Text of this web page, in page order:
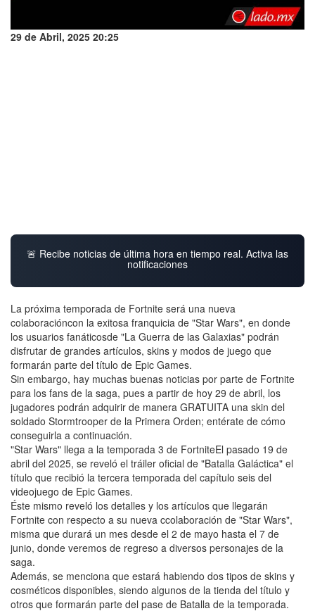
29 de Abril, 2025 20:25
🚨 Recibe noticias de última hora en tiempo real. Activa las
notificaciones
La próxima temporada de Fortnite será una nueva
colaboracióncon la exitosa franquicia de "Star Wars", en donde
los usuarios fanáticosde "La Guerra de las Galaxias" podrán
disfrutar de grandes artículos, skins y modos de juego que
formarán parte del título de Epic Games.
Sin embargo, hay muchas buenas noticias por parte de Fortnite
para los fans de la saga, pues a partir de hoy 29 de abril, los
jugadores podrán adquirir de manera GRATUITA una skin del
soldado Stormtrooper de la Primera Orden; entérate de cómo
conseguirla a continuación.
"Star Wars" llega a la temporada 3 de FortniteEl pasado 19 de
abril del 2025, se reveló el tráiler oficial de "Batalla Galáctica" el
título que recibió la tercera temporada del capítulo seis del
videojuego de Epic Games.
Éste mismo reveló los detalles y los artículos que llegarán
Fortnite con respecto a su nueva ccolaboración de "Star Wars",
misma que durará un mes desde el 2 de mayo hasta el 7 de
junio, donde veremos de regreso a diversos personajes de la
saga.
Además, se menciona que estará habiendo dos tipos de skins y
cosméticos disponibles, siendo algunos de la tienda del título y
otros que formarán parte del pase de Batalla de la temporada.